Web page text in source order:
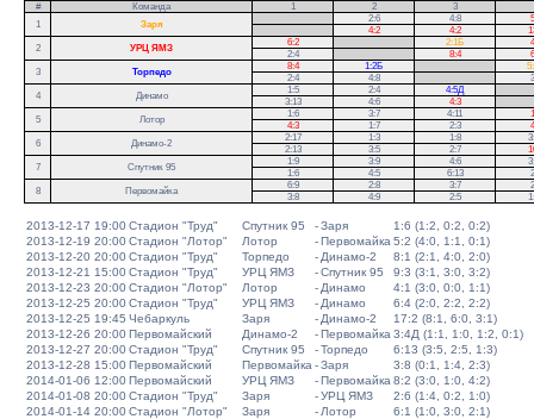
# Команда 1 2 3
1
Заря
2:6 4:8
4:2 4:2
2
УРЦ ЯМЗ
6:2 2:1Б
2:4
8:4
3
Торпедо
8:4 1:2Б
2:4
4:8
4
Динамо
1:5 2:4 4:5Д
3:13
4:6 4:3
5
Лотор
1:6 3:7 4:11
4:3
1:7 2:3
6
Динамо-2
2:17 1:3 1:8
2:13
3:5 2:7
7
Спутник 95
1:9 3:9 4:6
1:6
4:5 6:13
8
Первомайка
6:9 2:8 3:7
3:8
4:9 2:5
2013-12-17 19:00Стадион "Труд" Спутник 95 -Заря
1:6 (1:2, 0:2, 0:2)
2013-12-19 20:00Стадион "Лотор" Лотор -Первомайка 5:2 (4:0, 1:1, 0:1)
2013-12-20 20:00Стадион "Труд" Торпедо - Динамо-2
8:1 (2:1, 4:0, 2:0)
2013-12-21 15:00Стадион "Труд" УРЦ ЯМЗ -Спутник 95
9:3 (3:1, 3:0, 3:2)
2013-12-23 20:00Стадион "Лотор" Лотор - Динамо
4:1 (3:0, 0:0, 1:1)
2013-12-25 20:00Стадион "Труд" УРЦ ЯМЗ - Динамо
6:4 (2:0, 2:2, 2:2)
2013-12-25 19:45 Чебаркуль Заря - Динамо-2
17:2 (8:1, 6:0, 3:1)
2013-12-26 20:00Первомайский Динамо-2 -Первомайка 3:4Д (1:1, 1:0, 1:2, 0:1)
2013-12-27 20:00Стадион "Труд" Спутник 95 -Торпедо
6:13 (3:5, 2:5, 1:3)
2013-12-28 15:00Первомайский Первомайка -Заря
3:8 (0:1, 1:4, 2:3)
2014-01-06 12:00Первомайский УРЦ ЯМЗ -Первомайка 8:2 (3:0, 1:0, 4:2)
2014-01-08 20:00Стадион "Труд" Заря -УРЦ ЯМЗ
2:6 (1:4, 0:2, 1:0)
2014-01-14 20:00Стадион "Лотор" Заря - Лотор
6:1 (1:0, 3:0, 2:1)